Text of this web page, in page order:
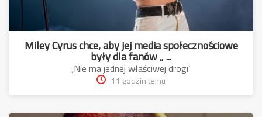
Miley Cyrus chce, aby jej media społecznościowe
były dla fanów „ ...
„Nie ma jednej właściwej drogi”
11 godzin temu